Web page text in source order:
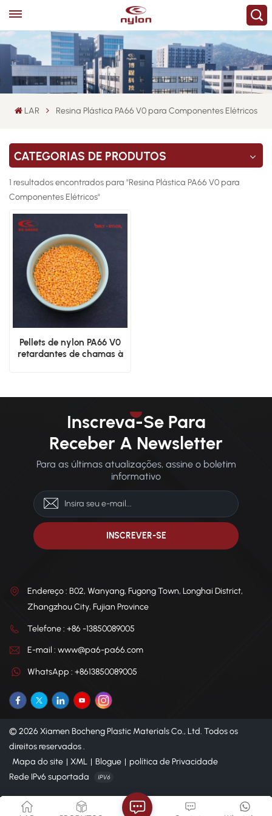
LAR Resina Plástica PA66 V0 para Componentes Elétricos
CATEGORIAS DE PRODUTOS
1 resultados encontrados para "Resina Plástica PA66 V0 para
Componentes Elétricos"
Pellets de nylon PA66 V0
retardantes de chamas à
Inscreva-Se Para
Receber A Newsletter
Para as últimas atualizações, assine o boletim
informativo
Endereço : B02, Wanyang, Fugong Town, Longhai District,
Zhangzhou City, Fujian Province
Telefone : +86 -13850089005
E-mail : www@pa6-pa66.com
WhatsApp : +8613850089005
© 2026 Xiamen Bocheng Plastic Materials Co., Ltd. Todos os
direitos reservados .
Mapa do site | XML | Blogue | política de Privacidade
Rede IPv6 suportada